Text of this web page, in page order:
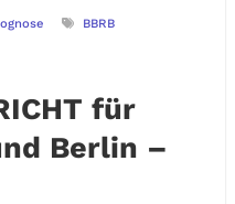
BBRB
für
Berlin –